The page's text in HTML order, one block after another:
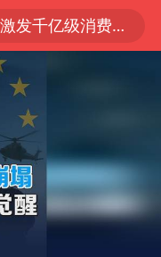
福建省泉州市委书记张毅恭接受纪律审查和监察调查
U17国足点球大战淘汰河床晋级决赛
四川宜宾市高县4.9级地震致1人死亡
上海：台风白海豚或将带来龙卷风